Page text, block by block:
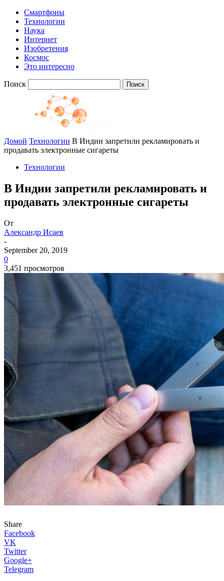
Смартфоны
Технологии
Наука
Интернет
Изобретения
Космос
Это интересно
Поиск
Домой Технологии В Индии запретили рекламировать и
продавать электронные сигареты
Технологии
В Индии запретили рекламировать и
продавать электронные сигареты
От
Александр Исаев
-
September 20, 2019
0
3,451 просмотров
Share
Facebook
VK
Twitter
Google+
Telegram